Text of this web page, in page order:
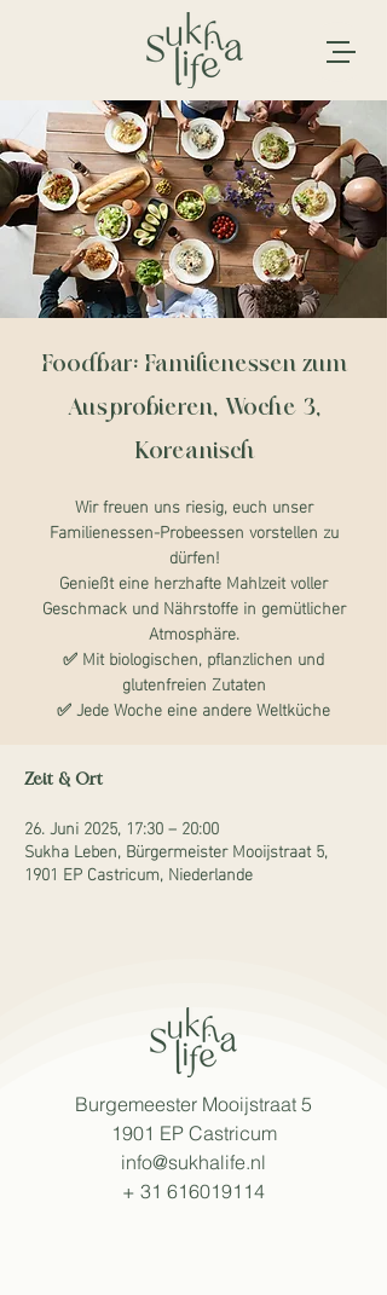
Foodbar: Familienessen zum
Ausprobieren, Woche 3,
Koreanisch
Wir freuen uns riesig, euch unser
Familienessen-Probeessen vorstellen zu
dürfen!
Genießt eine herzhafte Mahlzeit voller
Geschmack und Nährstoffe in gemütlicher
Atmosphäre.
✅ Mit biologischen, pflanzlichen und
glutenfreien Zutaten
✅ Jede Woche eine andere Weltküche
Zeit & Ort
26. Juni 2025, 17:30 – 20:00
Sukha Leben, Bürgermeister Mooijstraat 5,
1901 EP Castricum, Niederlande
Burgemeester Mooijstraat 5
1901 EP Castricum
info@sukhalife.nl
+ 31 616019114